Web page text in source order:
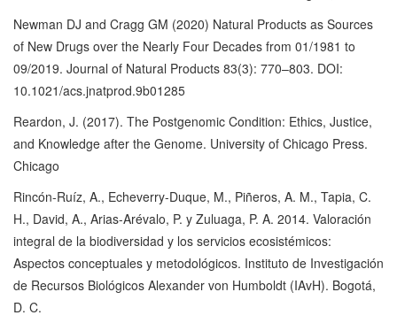
Newman DJ and Cragg GM (2020) Natural Products as Sources
of New Drugs over the Nearly Four Decades from 01/1981 to
09/2019. Journal of Natural Products 83(3): 770–803. DOI:
10.1021/acs.jnatprod.9b01285
Reardon, J. (2017). The Postgenomic Condition: Ethics, Justice,
and Knowledge after the Genome. University of Chicago Press.
Chicago
Rincón-Ruíz, A., Echeverry-Duque, M., Piñeros, A. M., Tapia, C.
H., David, A., Arias-Arévalo, P. y Zuluaga, P. A. 2014. Valoración
integral de la biodiversidad y los servicios ecosistémicos:
Aspectos conceptuales y metodológicos. Instituto de Investigación
de Recursos Biológicos Alexander von Humboldt (IAvH). Bogotá,
D. C.